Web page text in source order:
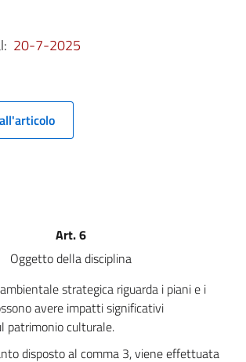
INTEGRATA AMBIENTALE (IPPC)
TITOLO I
(AIA).))
((TITOLO II
AMBIENTALE STRATEGICA))
20-7-2025
Art. 6
Oggetto della disciplina
strategica riguarda i piani e i
avere impatti significativi
patrimonio culturale.
disposto al comma 3, viene effettuata